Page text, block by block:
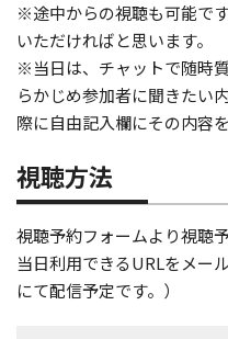
※途中からの視聴も可能で
いただければと思います。
※当日は、チャットで随時
らかじめ参加者に聞きたい
際に自由記入欄にその内容
視聴方法
視聴予約フォームより視聴
当日利用できるURLをメー
にて配信予定です。）